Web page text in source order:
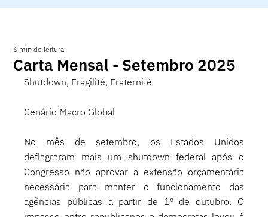
Carta Mensal - Setembro 2025
6 min de leitura
Shutdown, Fragilité, Fraternité
Cenário Macro Global
No mês de setembro, os Estados Unidos
deflagraram mais um shutdown federal após o
Congresso não aprovar a extensão orçamentária
necessária para manter o funcionamento das
agências públicas a partir de 1º de outubro. O